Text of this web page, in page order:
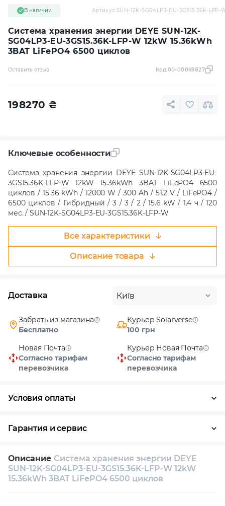
Система хранения энергии DEYE SUN-12K-
SG04LP3-EU-3GS15.36K-LFP-W 12kW 15.36kWh
3BAT LiFePO4 6500 циклов
В наличии Артикул:SUN-12K-SG04LP3-EU-3GS15.36K-LFP-
Оставить отзыв Код:00-00069827
198270 ₴
Ключевые особенности
Система хранения энергии DEYE SUN-12K-SG04LP3-EU-
3GS15.36K-LFP-W 12kW 15.36kWh 3BAT LiFePO4 6500
циклов / 15.36 kWh / 12000 W / 300 Ah / 51.2 V / LiFePO4 /
6500 циклов / Гибридный / 3 / 3 / 2 / 15.6 kW / 1.4 ч / 120
мес. / SUN-12K-SG04LP3-EU-3GS15.36K-LFP-W
Все характеристики
Описание товара
Доставка Київ
Забрать из магазина
Бесплатно
Курьер Solarverse
100 грн
Новая Почта
Согласно тарифам
перевозчика
Курьер Новая Почта
Согласно тарифам
перевозчика
Условия оплаты
Гарантия и сервис
Собственный сервисный центр
Техническая поддержка Консультация
Описание Система хранения энергии DEYE
SUN-12K-SG04LP3-EU-3GS15.36K-LFP-W 12kW
15.36kWh 3BAT LiFePO4 6500 циклов